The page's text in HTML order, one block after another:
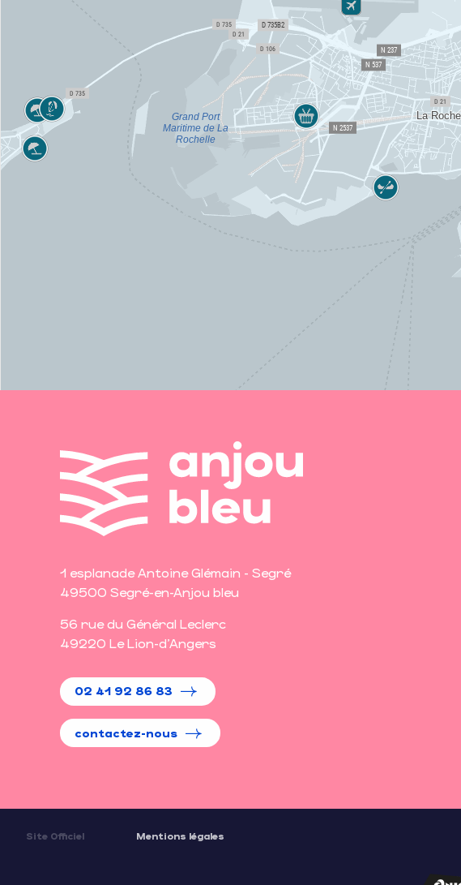
1 esplanade Antoine Glémain - Segré
49500 Segré-en-Anjou bleu
56 rue du Général Leclerc
49220 Le Lion-d'Angers
02 41 92 86 83
contactez-nous
Site Officiel Mentions légales